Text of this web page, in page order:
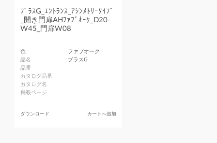
ﾌﾟﾗｽG_ｴﾝﾄﾗﾝｽ_ｱｼﾝﾒﾄﾘｰﾀｲﾌﾟ
_開き門扉AHﾌｧﾌﾞｵｰｸ_D20-
W45_門扉W08
色
ファブオーク
品名
プラスG
品番
カタログ品番
カタログ名
掲載ページ
ダウンロード カートへ追加